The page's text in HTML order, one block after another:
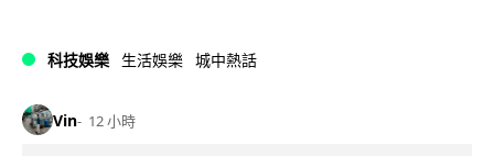
科技娛樂 生活娛樂 城中熱話
Vin 12 小時